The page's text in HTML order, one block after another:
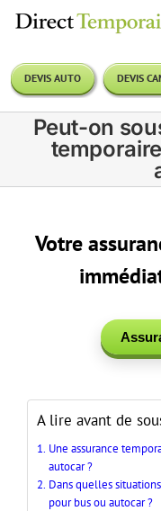
DEVIS AUTO DEVIS
Peut-on
Votre
A lire avant de
Une assurance
autocar ?
Dans quelles
pour bus ou autocar ?